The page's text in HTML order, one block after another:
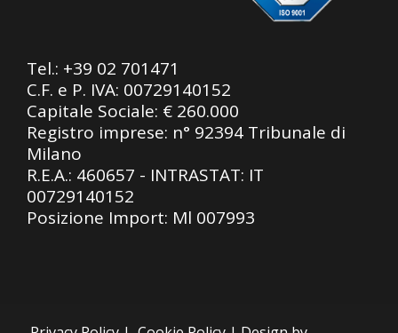
Tel.: +39 02 701471
C.F. e P. IVA: 00729140152
Capitale Sociale: € 260.000
Registro imprese: n° 92394 Tribunale di
Milano
R.E.A.: 460657 - INTRASTAT: IT
00729140152
Posizione Import: Ml 007993